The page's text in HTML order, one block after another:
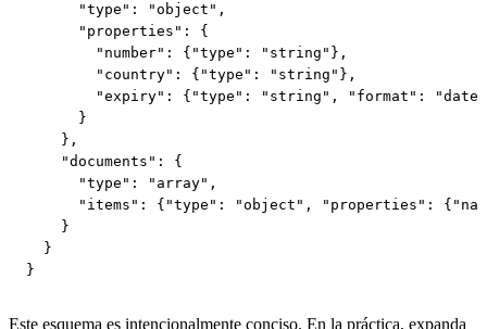
      "type": "object",
      "properties": {
        "number": {"type": "string"},
        "country": {"type": "string"},
"expiry": {"type": "string", "format":
      }
    },
    "documents": {
      "type": "array",
"items": {"type": "object", "properties":
    }
  }
}
Este esquema es intencionalmente conciso. En la práctica, expanda